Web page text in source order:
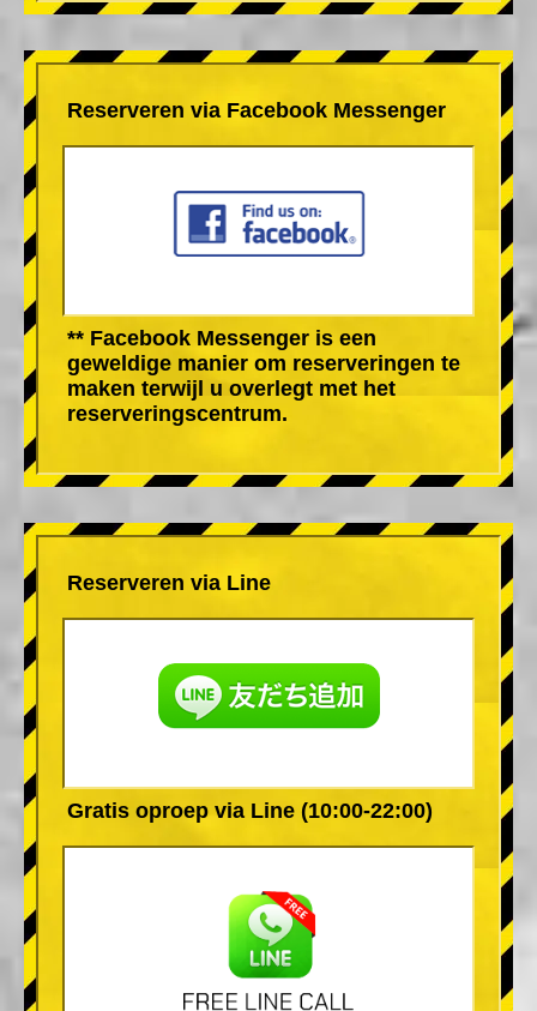
Reserveren via Facebook Messenger
** Facebook Messenger is een
geweldige manier om reserveringen te
maken terwijl u overlegt met het
reserveringscentrum.
Reserveren via Line
Gratis oproep via Line (10:00-22:00)